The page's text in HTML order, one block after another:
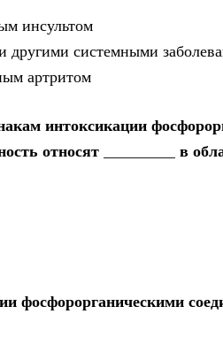
инсультом
системными
артритом
интоксикации
относят _________ в
фосфорорганическими